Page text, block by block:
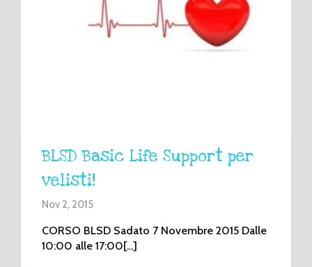
BLSD Basic Life Support per
velisti!
Nov 2, 2015
CORSO BLSD Sadato 7 Novembre 2015 Dalle
10:00 alle 17:00[...]